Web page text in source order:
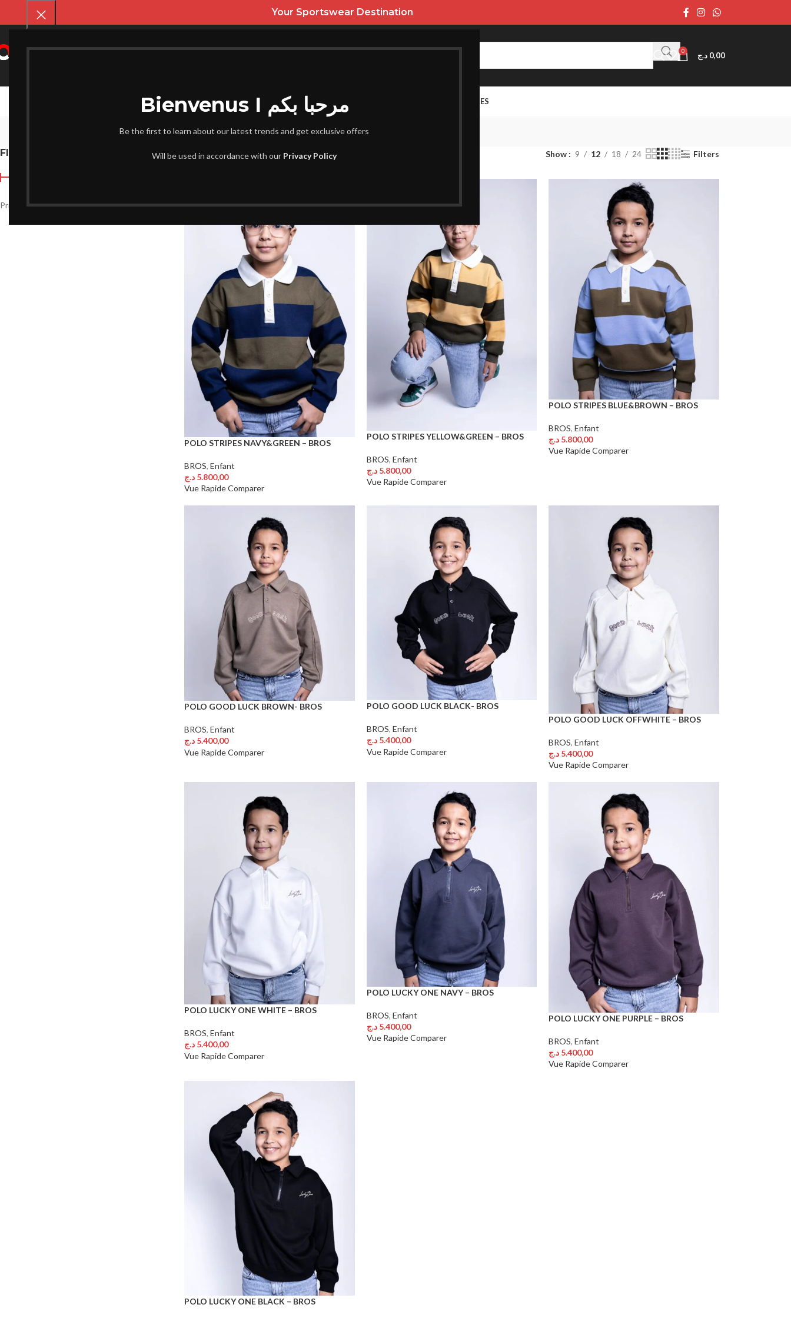
Bienvenus I مرحبا بكم
Be the first to learn about our latest trends and get exclusive offers
Will be used in accordance with our Privacy Policy
Your Sportswear Destination
0 0,00 د.ج
CHAUSSURESHOMME ENFANT SACS ET ACCESSOIRES
polo
FILTER BY PRICE
FILTRER
Prix : 5.400 د.ج—5.800 د.ج
Accueil Produits identifiés “polo” Show 9 12 18 24 Filters
POLO STRIPES NAVY&GREEN – BROS
BROS, Enfant
5.800,00 د.ج
Choix Des Options
Vue RapideComparer
POLO STRIPES YELLOW&GREEN – BROS
BROS, Enfant
5.800,00 د.ج
Choix Des Options
Vue RapideComparer
POLO STRIPES BLUE&BROWN – BROS
BROS,Enfant
5.800,00 د.ج
Choix Des Options
Vue RapideComparer
POLO GOOD LUCK BROWN- BROS
BROS, Enfant
5.400,00 د.ج
Choix Des Options
Vue RapideComparer
POLO GOOD LUCK BLACK- BROS
BROS, Enfant
5.400,00 د.ج
Choix Des Options
Vue RapideComparer
POLO GOOD LUCK OFFWHITE – BROS
BROS,Enfant
5.400,00 د.ج
Choix Des Options
Vue RapideComparer
POLO LUCKY ONE WHITE – BROS
BROS, Enfant
5.400,00 د.ج
Choix Des Options
Vue RapideComparer
POLO LUCKY ONE NAVY – BROS
BROS, Enfant
5.400,00 د.ج
Choix Des Options
Vue RapideComparer
POLO LUCKY ONE PURPLE – BROS
BROS,Enfant
5.400,00 د.ج
Choix Des Options
Vue RapideComparer
POLO LUCKY ONE BLACK – BROS